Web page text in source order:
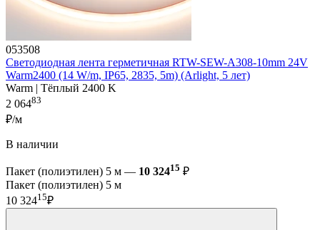
053508
Светодиодная лента герметичная RTW-SEW-A308-10mm 24V
Warm2400 (14 W/m, IP65, 2835, 5m) (Arlight, 5 лет)
Warm | Тёплый 2400 K
2 06483
₽/м
В наличии
Пакет (полиэтилен) 5 м — 10 32415 ₽
Пакет (полиэтилен) 5 м
10 32415₽